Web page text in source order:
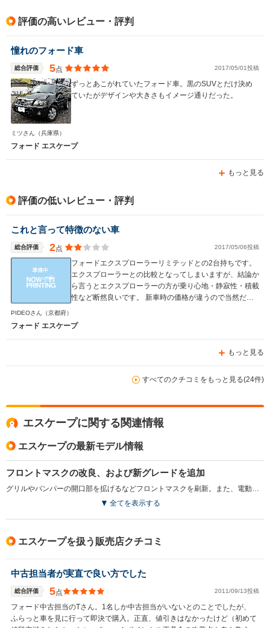
評価の高いレビュー・評判
憧れのフォード車
総合評価 5点 2017/05/01投稿
ずっとあこがれていたフォード車。黒のSUVとだけ決め
ていたがデザインや大きさもイメージ通りだった。
ミツさん （兵庫県）
フォード エスケープ
もっと見る
評価の低いレビュー・評判
これと言って特徴のない車
総合評価 2点 2017/05/06投稿
フォードエクスプローラーリミテッドとの2台持ちです。
エクスプローラーとの比較となってしまいますが、結論か
ら言うとエクスプローラーの方が乗り心地・静寂性・積載
性など断然良いです。 新車時の価格が違うので当然だと
スケープと中古価格はそこまで変わりません。維持費を少
しでも安くしたいといった特別な事情が無ければエスケー
PIDEOさん （京都府）
フォード エスケープ
もっと見る
すべてのクチコミをもっと見る(24件)
エスケープに関する関連情報
エスケープの最新モデル情報
フロントマスクの改良、および新グレードを追加
全てを表示する
エスケープを扱う販売店クチコミ
中古担当者が実直で良い方でした
総合評価 5点 2011/09/13投稿
フォード中古担当のTさん。1名しか中古担当がいないとのことでしたが、
ふらっと車を見に行って即決で購入。正直、値引きはなかったけど（初めて